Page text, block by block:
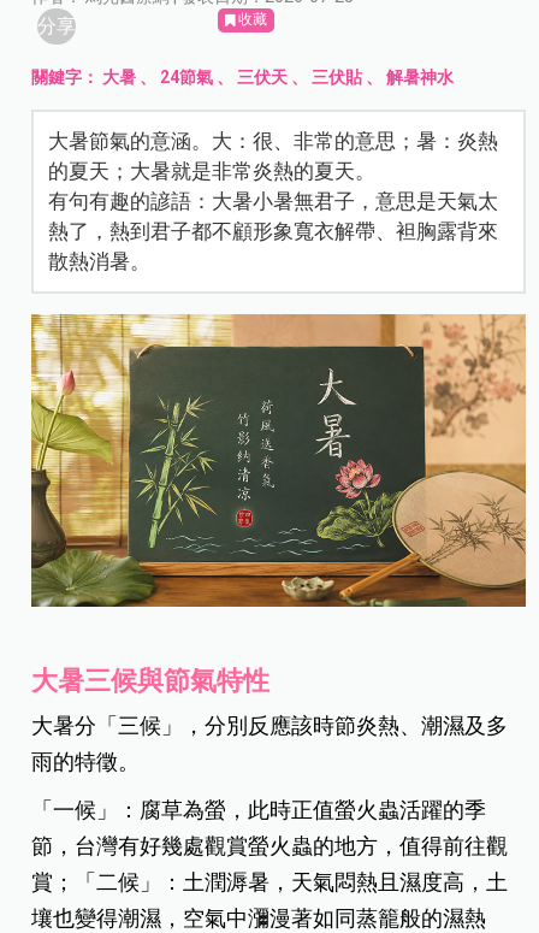
分享 收藏
關鍵字： 大暑 、 24節氣 、 三伏天 、 三伏貼、解暑神水
大暑節氣的意涵。大：很、非常的意思；暑：炎熱
的夏天；大暑就是非常炎熱的夏天。
有句有趣的諺語：大暑小暑無君子，意思是天氣太
熱了，熱到君子都不顧形象寬衣解帶、袒胸露背來
散熱消暑。
大暑三候與節氣特性
大暑分「三候」，分別反應該時節炎熱、潮濕及多
雨的特徵。
「一候」：腐草為螢，此時正值螢火蟲活躍的季
節，台灣有好幾處觀賞螢火蟲的地方，值得前往觀
賞；「二候」：土潤溽暑，天氣悶熱且濕度高，土
壤也變得潮濕，空氣中瀰漫著如同蒸籠般的濕熱